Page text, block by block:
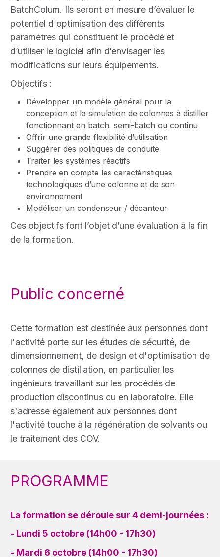
BatchColum. Ils seront en mesure d’évaluer le
potentiel d'optimisation des différents
paramètres qui constituent le procédé et
d’utiliser le logiciel afin d’envisager les
modifications sur leurs équipements.
Objectifs :
Développer un modèle général pour la
conception et la simulation de colonnes à distiller
fonctionnant en batch, semi-batch ou continu
Offrir une grande flexibilité d’utilisation
Suggérer des politiques de conduite
Traiter les systèmes réactifs
Prendre en compte les caractéristiques
technologiques d’une colonne et de son
environnement
Modéliser un condenseur / décanteur
Ces objectifs font l’objet d’une évaluation à la fin
de la formation.
Public concerné
Cette formation est destinée aux personnes dont
l'activité porte sur les études de sécurité, de
dimensionnement, de design et d'optimisation de
colonnes de distillation, en particulier les
ingénieurs travaillant sur les procédés de
production discontinus ou en laboratoire. Elle
s'adresse également aux personnes dont
l'activité touche à la régénération de solvants ou
le traitement des COV.
PROGRAMME
La formation se déroule sur 4 demi-journées :
- Lundi 5 octobre (14h00 - 17h30)
- Mardi 6 octobre (14h00 - 17h30)